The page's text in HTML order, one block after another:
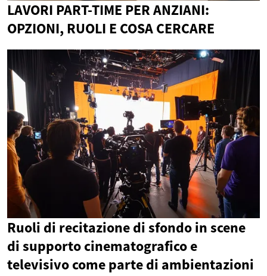
LAVORI PART-TIME PER ANZIANI:
OPZIONI, RUOLI E COSA CERCARE
Ruoli di recitazione di sfondo in scene
di supporto cinematografico e
televisivo come parte di ambientazioni